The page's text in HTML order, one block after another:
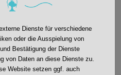
Dienste für verschiedene
oder die Ausspielung von
Bestätigung der Dienste
von Daten an diese Dienste zu.
Website setzen ggf. auch